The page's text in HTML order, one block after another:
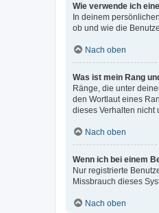
Wie verwende ich
In deinem
ob und wie die
Nach oben
Was ist mein Rang
Ränge, die unter
den Wortlaut eines
dieses Verhalten nicht
Nach oben
Wenn ich bei einem
Nur registrierte
Missbrauch dieses
Nach oben